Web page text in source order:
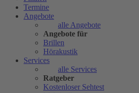
Termine
Angebote
alle Angebote
Angebote für
Brillen
Hörakustik
Services
alle Services
Ratgeber
Kostenloser Sehtest